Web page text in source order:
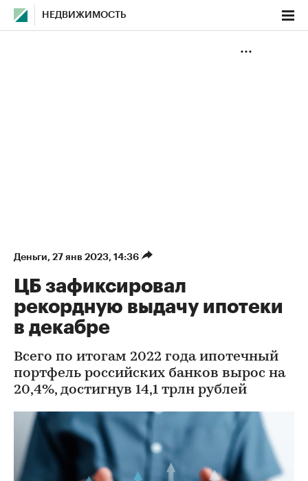
НЕДВИЖИМОСТЬ
Деньги⁠, 27 янв 2023, 14:36
ЦБ зафиксировал
рекордную выдачу ипотеки
в декабре
Всего по итогам 2022 года ипотечный
портфель российских банков вырос на
20,4%, достигнув 14,1 трлн рублей